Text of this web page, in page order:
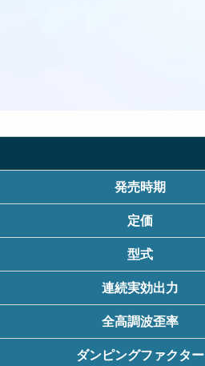
発売時期
定価
型式
連続実効出力
全高調波歪率
ダンピングファクター